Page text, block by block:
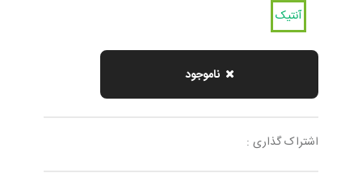
آنتیک
ناموجود
اشتراک گذاری :